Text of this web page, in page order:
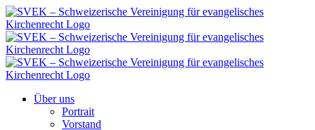
Zum
Inhalt
springen
Über uns
Portrait
Vorstand